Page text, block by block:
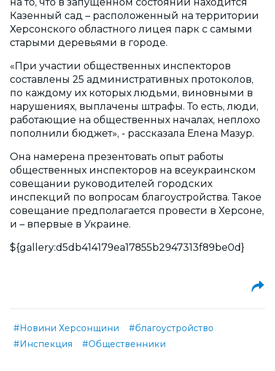
на то, что в запущенном состоянии находится
Казенный сад – расположенный на территории
Херсонского областного лицея парк с самыми
старыми деревьями в городе.
«При участии общественных инспекторов
составлены 25 административных протоколов,
по каждому их которых людьми, виновными в
нарушениях, выплачены штрафы. То есть, люди,
работающие на общественных началах, неплохо
пополнили бюджет», - рассказала Елена Мазур.
Она намерена презентовать опыт работы
общественных инспекторов на всеукраинском
совещании руководителей городских
инспекций по вопросам благоустройства. Такое
совещание предполагается провести в Херсоне,
и – впервые в Украине.
${gallery:d5db414179ea17855b2947313f89be0d}
#Новини Херсонщини
#благоустройство
#Инспекция
#Общественники